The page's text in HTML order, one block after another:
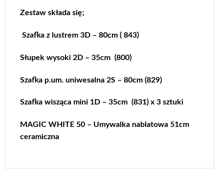
Zestaw składa się;
Szafka z lustrem 3D – 80cm ( 843)
Słupek wysoki 2D – 35cm (800)
Szafka p.um. uniwesalna 2S – 80cm (829)
Szafka wisząca mini 1D – 35cm (831) x 3 sztuki
MAGIC WHITE 50 – Umywalka nablatowa 51cm
ceramiczna